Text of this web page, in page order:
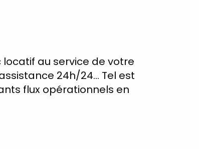
locatif au service de votre
24h/24… Tel est
flux opérationnels en